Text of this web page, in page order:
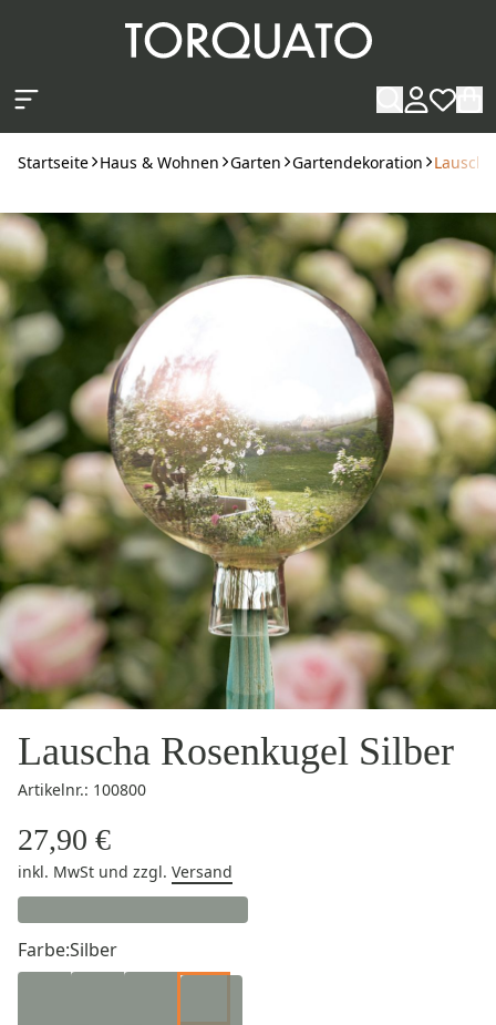
Startseite Haus & Wohnen Garten Gartendekoration
Lauscha Rosenkugel Silber
Artikelnr.: 100800
27,90 €
inkl. MwSt und zzgl. Versand
Farbe:Silber